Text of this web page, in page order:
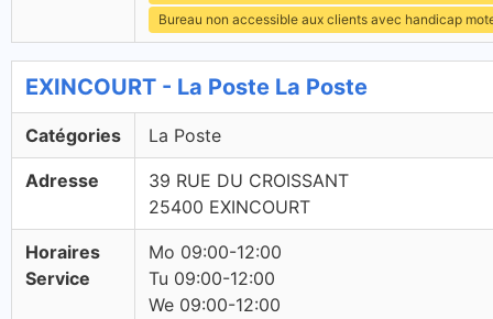
Bureau non accessible aux clients avec handicap
EXINCOURT - La Poste La Poste
Catégories La Poste
Adresse
39 RUE DU CROISSANT
25400 EXINCOURT
Horaires
Service
Mo 09:00-12:00
Tu 09:00-12:00
We 09:00-12:00